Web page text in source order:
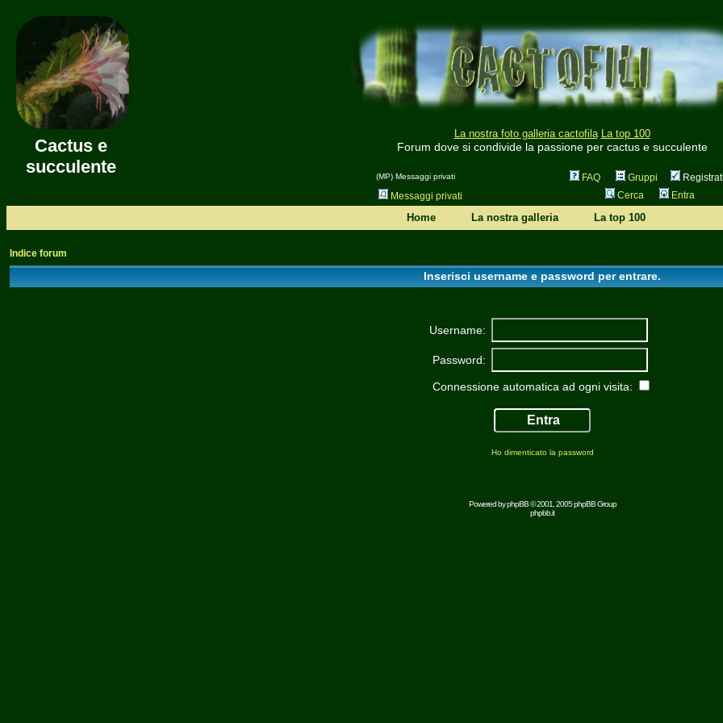
Cactus e
succulente
La nostra foto galleria cactofila La top 100
Forum dove si condivide la passione per cactus e succulente
(MP) Messaggi privati FAQ Gruppi
Messaggi privati
Cerca Entra
Home La nostra galleria La top 100
Indice forum
Inserisci username e password per entrare.
Username:
Password:
Connessione automatica ad ogni visita:
Ho dimenticato la password
Powered byphpBB© 2001, 2005 phpBB Group
phpbb.it